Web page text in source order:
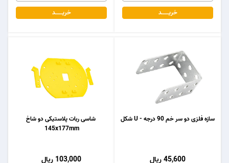
خریـــــــد خریـــــــد
شاسی ربات پلاستیکی دو شاخ
145x177mm
103,000 ریال
سازه فلزی دو سر خم 90 درجه - U شکل
45,600 ریال